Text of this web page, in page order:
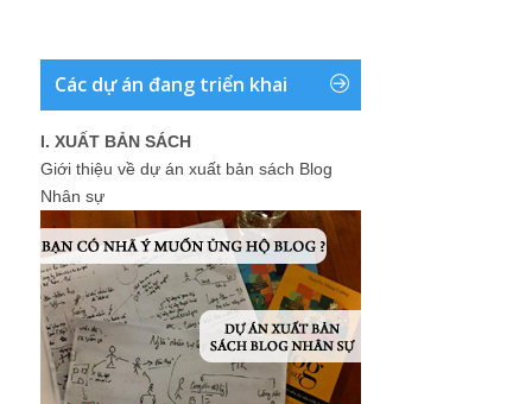
Các dự án đang triển khai
I. XUẤT BẢN SÁCH
Giới thiệu về dự án xuất bản sách Blog
Nhân sự